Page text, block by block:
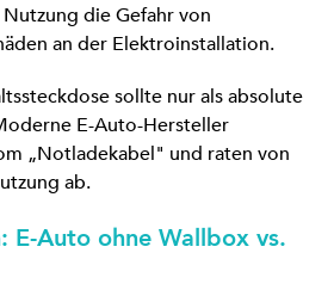
die Gefahr von
an der Elektroinstallation.
sollte nur als absolute
E-Auto-Hersteller
„Notladekabel" und raten von
ab.
E-Auto ohne Wallbox vs.